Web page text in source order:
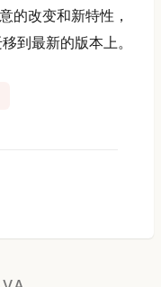
的改变和新特性，
到最新的版本上。